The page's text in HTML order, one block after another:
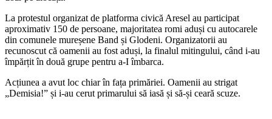
La protestul organizat de platforma civică Aresel au participat
aproximativ 150 de persoane, majoritatea romi aduși cu autocarele
din comunele mureșene Band și Glodeni. Organizatorii au
recunoscut că oamenii au fost aduși, la finalul mitingului, când i-au
împărțit în două grupe pentru a-I îmbarca.
Acțiunea a avut loc chiar în fața primăriei. Oamenii au strigat
„Demisia!” și i-au cerut primarului să iasă și să-și ceară scuze.